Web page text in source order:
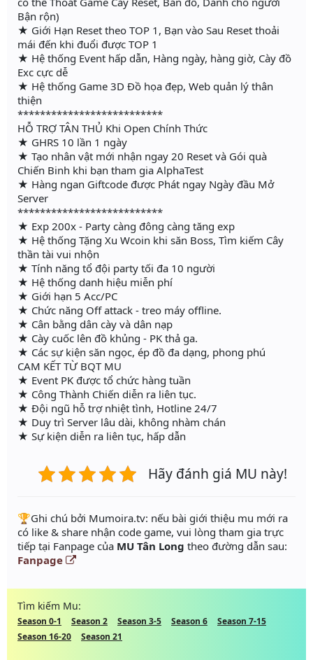
Bận rộn)
★ Giới Hạn Reset theo TOP 1, Bạn vào Sau Reset thoải
mái đến khi đuổi được TOP 1
★ Hệ thống Event hấp dẫn, Hàng ngày, hàng giờ, Cày đồ
Exc cực dễ
★ Hệ thống Game 3D Đồ họa đẹp, Web quản lý thân
thiện
**************************
HỖ TRỢ TÂN THỦ Khi Open Chính Thức
★ GHRS 10 lần 1 ngày
★ Tạo nhân vật mới nhận ngay 20 Reset và Gói quà
Chiến Binh khi bạn tham gia AlphaTest
★ Hàng ngan Giftcode được Phát ngay Ngày đầu Mở
Server
**************************
★ Exp 200x - Party càng đông càng tăng exp
★ Hệ thống Tặng Xu Wcoin khi săn Boss, Tìm kiếm Cây
thần tài vui nhộn
★ Tính năng tổ đội party tối đa 10 người
★ Hệ thống danh hiệu miễn phí
★ Giới hạn 5 Acc/PC
★ Chức năng Off attack - treo máy offline.
★ Cân bằng dân cày và dân nạp
★ Cày cuốc lên đồ khủng - PK thả ga.
★ Các sự kiện săn ngọc, ép đồ đa dạng, phong phú
CAM KẾT TỪ BQT MU
★ Event PK được tổ chức hàng tuần
★ Công Thành Chiến diễn ra liên tục.
★ Đội ngũ hỗ trợ nhiệt tình, Hotline 24/7
★ Duy trì Server lâu dài, không nhàm chán
★ Sự kiện diễn ra liên tục, hấp dẫn
Hãy đánh giá MU này!
️🏆Ghi chú bởi Mumoira.tv: nếu bài giới thiệu mu mới ra
có like & share nhận code game, vui lòng tham gia trực
tiếp tại Fanpage của MU Tân Long theo đường dẫn sau:
Fanpage
Tìm kiếm Mu:
Season 0-1 Season 2 Season 3-5 Season 6
Season 7-15
Season 16-20
Season 21